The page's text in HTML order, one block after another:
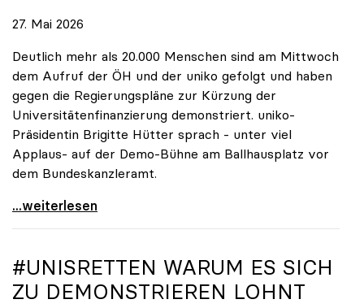
27. Mai 2026
Deutlich mehr als 20.000 Menschen sind am Mittwoch
dem Aufruf der ÖH und der uniko gefolgt und haben
gegen die Regierungspläne zur Kürzung der
Universitätenfinanzierung demonstriert. uniko-
Präsidentin Brigitte Hütter sprach - unter viel
Applaus- auf der Demo-Bühne am Ballhausplatz vor
dem Bundeskanzleramt.
\"Wir nehmen es nicht hin\": Rede von
...weiterlesen
#UNISRETTEN WARUM ES SICH
ZU DEMONSTRIEREN LOHNT